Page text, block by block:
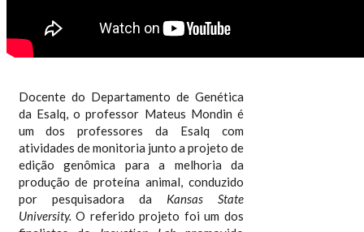
Docente do Departamento de Genética
da Esalq, o professor Mateus Mondin é
um dos professores da Esalq com
atividades de monitoria junto a projeto de
edição genômica para a melhoria da
produção de proteína animal, conduzido
por pesquisadora da Kansas State
University. O referido projeto foi um dos